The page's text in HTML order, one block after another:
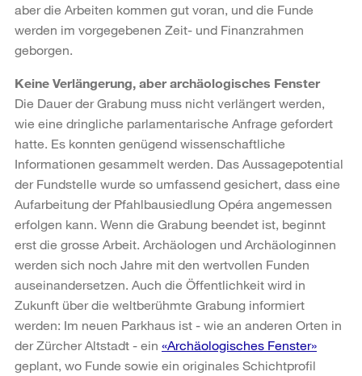
aber die Arbeiten kommen gut voran, und die Funde
werden im vorgegebenen Zeit- und Finanzrahmen
geborgen.
Keine Verlängerung, aber archäologisches Fenster
Die Dauer der Grabung muss nicht verlängert werden,
wie eine dringliche parlamentarische Anfrage gefordert
hatte. Es konnten genügend wissenschaftliche
Informationen gesammelt werden. Das Aussagepotential
der Fundstelle wurde so umfassend gesichert, dass eine
Aufarbeitung der Pfahlbausiedlung Opéra angemessen
erfolgen kann. Wenn die Grabung beendet ist, beginnt
erst die grosse Arbeit. Archäologen und Archäologinnen
werden sich noch Jahre mit den wertvollen Funden
auseinandersetzen. Auch die Öffentlichkeit wird in
Zukunft über die weltberühmte Grabung informiert
werden: Im neuen Parkhaus ist - wie an anderen Orten in
der Zürcher Altstadt - ein «Archäologisches Fenster»
geplant, wo Funde sowie ein originales Schichtprofil